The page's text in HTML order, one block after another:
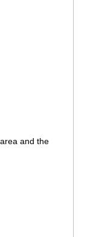
and the